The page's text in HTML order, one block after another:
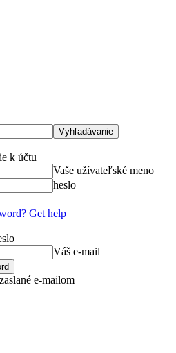
k účtu
Vaše užívateľské meno
heslo
Get help
Váš e-mail
e-mailom